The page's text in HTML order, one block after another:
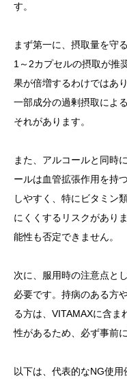
す。
まず第一に、摂取量を守
1～2カプセルの摂取が推
果が倍増するわけではあ
一部成分の過剰摂取によ
それがあります。
また、アルコールと同時
ールは血管拡張作用を持
しやすく、特にビタミン
にくくするリスクがあり
能性も否定できません。
次に、服用時の注意点と
必要です。持病のある方
る方は、VITAMAXに含ま
性があるため、必ず事前
以下は、代表的なNG使用